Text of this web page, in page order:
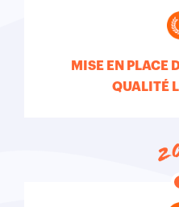
MISE EN PLACE
QUALITÉ